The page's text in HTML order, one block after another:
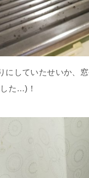
にしていたせいか、
た…)！